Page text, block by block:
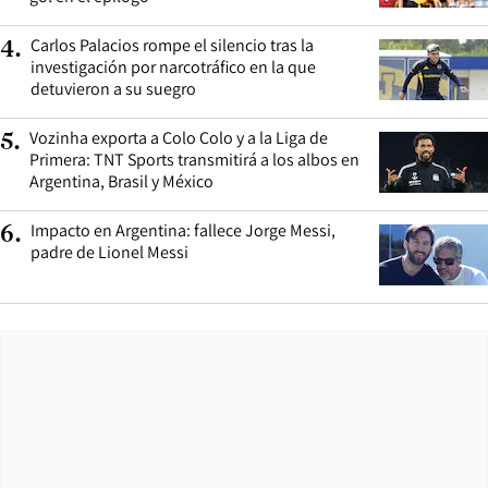
4. Carlos Palacios rompe el silencio tras la
investigación por narcotráfico en la que
detuvieron a su suegro
5. Vozinha exporta a Colo Colo y a la Liga de
Primera: TNT Sports transmitirá a los albos en
Argentina, Brasil y México
6. Impacto en Argentina: fallece Jorge Messi,
padre de Lionel Messi